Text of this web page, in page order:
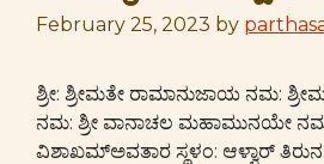
February 25, 2023 by
ಶ್ರೀ: ಶ್ರೀಮತೇ ರಾಮಾನುಜಾಯ ನಮ:
ನಮ: ಶ್ರೀ ವಾನಾಚಲ ಮಹಾಮುನಯೇ ನಮ:
ವಿಶಾಖಮ್ಅವತಾರ ಸ್ಥಳಂ: ಆಳ್ವಾರ್